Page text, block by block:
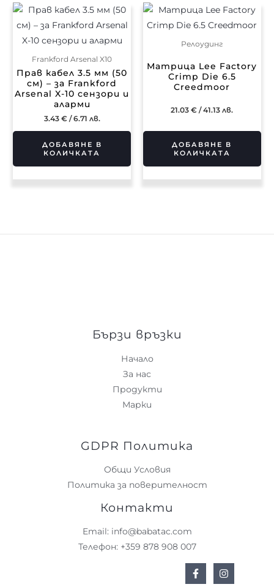
Frankford Arsenal X10
Прав кабел 3.5 мм (50
см) – за Frankford
Arsenal X-10 сензори и
аларми
3.43 €/ 6.71 лв.
ДОБАВЯНЕ В
КОЛИЧКАТА
Релоудинг
Матрица Lee Factory
Crimp Die 6.5
Creedmoor
21.03€ / 41.13 лв.
ДОБАВЯНЕ В
КОЛИЧКАТА
Бързи връзки
Начало
За нас
Продукти
Марки
GDPR Политика
Общи Условия
Политика за поверителност
Контакти
Email: info@babatac.com
Телефон: +359 878 908 007